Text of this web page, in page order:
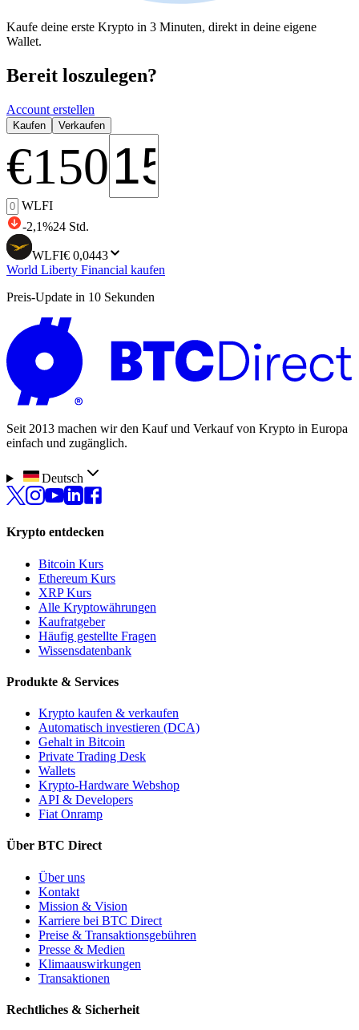
Kaufe deine erste Krypto in 3 Minuten, direkt in deine eigene
Wallet.
Bereit loszulegen?
Account erstellen
Kaufen Verkaufen
€150
WLFI
-2,1%24 Std.
WLFI€ 0,0443
World Liberty Financial kaufen
Preis-Update in 10 Sekunden
Seit 2013 machen wir den Kauf und Verkauf von Krypto in Europa
einfach und zugänglich.
Deutsch
Krypto entdecken
Bitcoin Kurs
Ethereum Kurs
XRP Kurs
Alle Kryptowährungen
Kaufratgeber
Häufig gestellte Fragen
Wissensdatenbank
Produkte & Services
Krypto kaufen & verkaufen
Automatisch investieren (DCA)
Gehalt in Bitcoin
Private Trading Desk
Wallets
Krypto-Hardware Webshop
API & Developers
Fiat Onramp
Über BTC Direct
Über uns
Kontakt
Mission & Vision
Karriere bei BTC Direct
Preise & Transaktionsgebühren
Presse & Medien
Klimaauswirkungen
Transaktionen
Rechtliches & Sicherheit